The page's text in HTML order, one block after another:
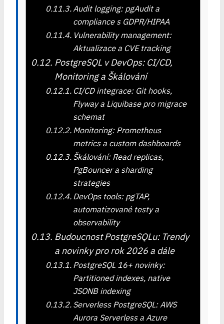
Audit logging: pgAudit a
compliance s GDPR/HIPAA
Vulnerability management:
Aktualizace a CVE tracking
PostgreSQL v DevOps: CI/CD,
Monitoring a Škálování
CI/CD integrace: Git hooks,
Flyway a Liquibase pro migrace
schemat
Monitoring: Prometheus
metrics a custom dashboards
Škálování: Read replicas,
PgBouncer a sharding
strategies
DevOps tools: pgTAP,
automatizované testy a
observability
Budoucnost PostgreSQLu: Trendy
a novinky pro rok 2026 a dále
PostgreSQL 16+ novinky:
Partitioned indexes, native
JSONB indexing
Serverless PostgreSQL: AWS
Aurora Serverless a Azure